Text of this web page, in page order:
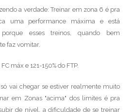
a verdade: Treinar em zona 6 é pra
uma performance máxima e está
esses treinos, quando bem
faz vomitar.
máx e 121-150% do FTP.
vai chegar se estiver realmente muito
em Zonas "acima" dos limites é pra
de nível, a dificuldade de se treinar